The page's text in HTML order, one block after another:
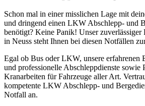
Schon mal in einer misslichen Lage mit
und dringend einen LKW Abschlepp- und
benötigt? Keine Panik! Unser
in Neuss steht Ihnen bei diesen Notfällen
Egal ob Bus oder LKW, unsere erfahrenen
und professionelle Abschleppdienste sowie
Kranarbeiten für Fahrzeuge aller Art.
kompetente LKW Abschlepp- und
Notfall an.